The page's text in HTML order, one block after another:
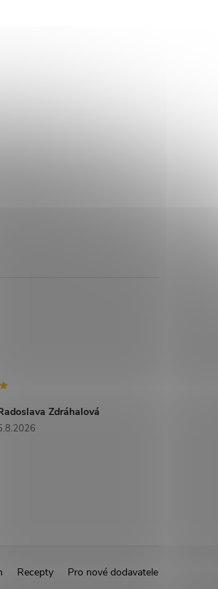
Zdráhalová
Recepty
Pro nové dodavatele